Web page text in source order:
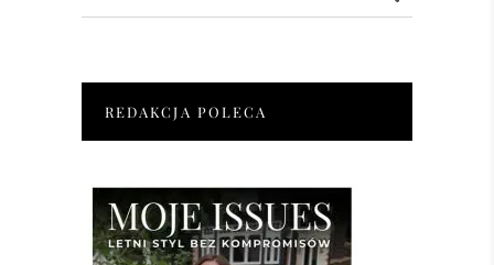
REDAKCJA POLECA